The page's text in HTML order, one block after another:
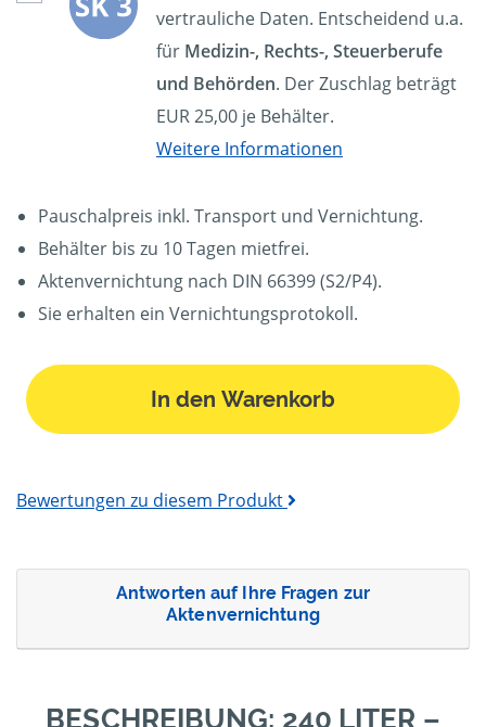
vertrauliche Daten. Entscheidend u.a.
für Medizin-, Rechts-, Steuerberufe
und Behörden. Der Zuschlag beträgt
EUR 25,00 je Behälter.
Weitere Informationen
Pauschalpreis inkl. Transport und Vernichtung.
Behälter bis zu 10 Tagen mietfrei.
Aktenvernichtung nach DIN 66399 (S2/P4).
Sie erhalten ein Vernichtungsprotokoll.
In den Warenkorb
Bewertungen zu diesem Produkt
Antworten auf Ihre Fragen zur
Aktenvernichtung
BESCHREIBUNG: 240 LITER –